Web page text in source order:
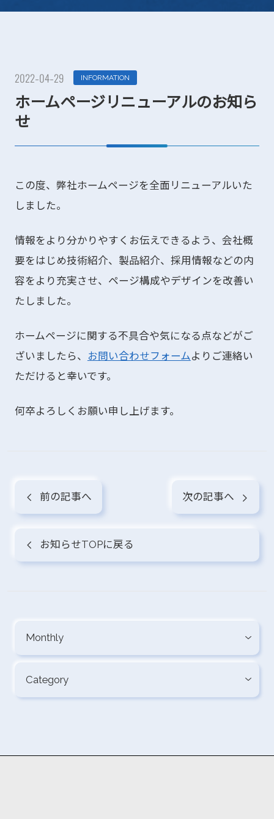
2022-04-29 INFORMATION
ホームページリニューアルのお知ら
せ
この度、弊社ホームページを全面リニューアルいた
しました。
情報をより分かりやすくお伝えできるよう、会社概
要をはじめ技術紹介、製品紹介、採用情報などの内
容をより充実させ、ページ構成やデザインを改善い
たしました。
ホームページに関する不具合や気になる点などがご
ざいましたら、
お問い合わせフォーム よりご連絡い
ただけると幸いです。
何卒よろしくお願い申し上げます。
前の記事へ 次の記事へ
お知らせTOPに戻る